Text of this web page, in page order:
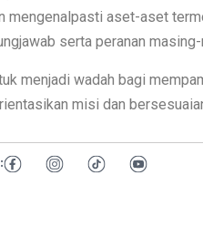
mengenalpasti aset-aset
serta peranan
menjadi wadah bagi
misi dan